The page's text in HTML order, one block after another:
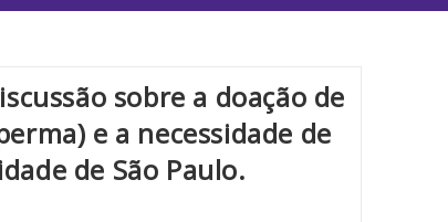
sobre a doação de
e a necessidade de
de São Paulo.